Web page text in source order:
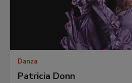
Danza
Patricia Donn